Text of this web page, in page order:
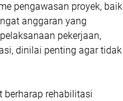
pengawasan proyek, baik
anggaran yang
pekerjaan,
dinilai penting agar tidak
berharap rehabilitasi